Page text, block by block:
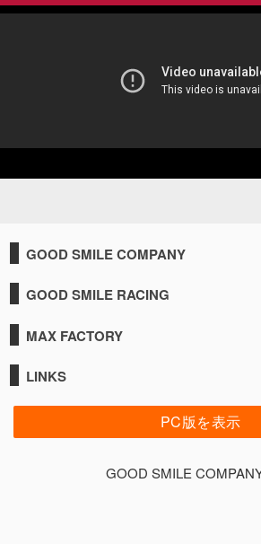
GOOD SMILE COMPANY
GOOD SMILE RACING
MAX FACTORY
LINKS
PC版を表示
GOOD SMILE